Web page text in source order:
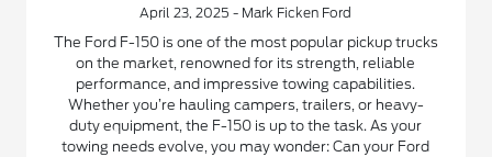
April 23, 2025 - Mark Ficken Ford
The Ford F-150 is one of the most popular pickup trucks
on the market, renowned for its strength, reliable
performance, and impressive towing capabilities.
Whether you’re hauling campers, trailers, or heavy-
duty equipment, the F-150 is up to the task. As your
towing needs evolve, you may wonder: Can your Ford